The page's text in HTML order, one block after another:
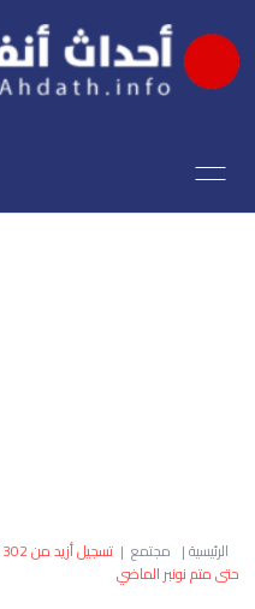
الرئيسية| مجتمع |
حتى متم نونبر الماضي